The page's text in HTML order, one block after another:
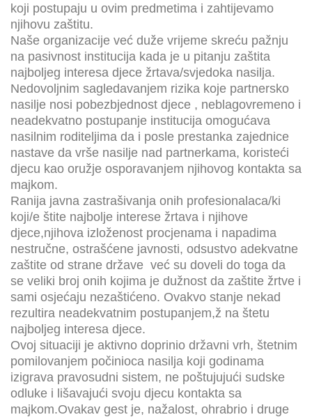
koji postupaju u ovim predmetima i zahtijevamo
njihovu zaštitu.
Naše organizacije već duže vrijeme skreću pažnju
na pasivnost institucija kada je u pitanju zaštita
najboljeg interesa djece žrtava/svjedoka nasilja.
Nedovoljnim sagledavanjem rizika koje partnersko
nasilje nosi pobezbjednost djece , neblagovremeno i
neadekvatno postupanje institucija omogućava
nasilnim roditeljima da i posle prestanka zajednice
nastave da vrše nasilje nad partnerkama, koristeći
djecu kao oružje osporavanjem njihovog kontakta sa
majkom.
Ranija javna zastrašivanja onih profesionalaca/ki
koji/e štite najbolje interese žrtava i njihove
djece,njihova izloženost procjenama i napadima
nestručne, ostrašćene javnosti, odsustvo adekvatne
zaštite od strane države već su doveli do toga da
se veliki broj onih kojima je dužnost da zaštite žrtve i
sami osjećaju nezaštićeno. Ovakvo stanje nekad
rezultira neadekvatnim postupanjem,ž na štetu
najboljeg interesa djece.
Ovoj situaciji je aktivno doprinio državni vrh, štetnim
pomilovanjem počinioca nasilja koji godinama
izigrava pravosudni sistem, ne poštujujući sudske
odluke i lišavajući svoju djecu kontakta sa
majkom.Ovakav gest je, nažalost, ohrabrio i druge